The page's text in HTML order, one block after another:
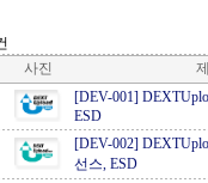
사진
[DEV-001]
ESD
[DEV-002]
선스, ESD